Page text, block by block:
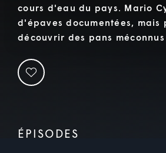
cours d'eau du pays. Mario
d'épaves documentées, mais
découvrir des pans
ÉPISODES